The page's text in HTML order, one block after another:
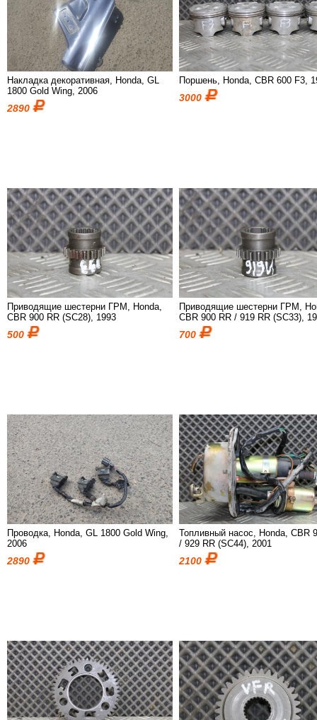
Накладка декоративная, Honda, GL
1800 Gold Wing, 2006
2890
Поршень, Honda, CBR 600 F3,
3000
Приводящие шестерни ГРМ, Honda,
CBR 900 RR (SC28), 1993
500
Приводящие шестерни ГРМ,
CBR 900 RR / 919 RR (SC33),
700
Проводка, Honda, GL 1800 Gold Wing,
2006
2890
Топливный насос, Honda, CBR
/ 929 RR (SC44), 2001
2100